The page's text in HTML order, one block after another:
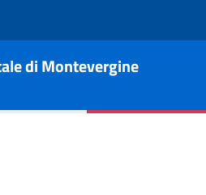
di Montevergine